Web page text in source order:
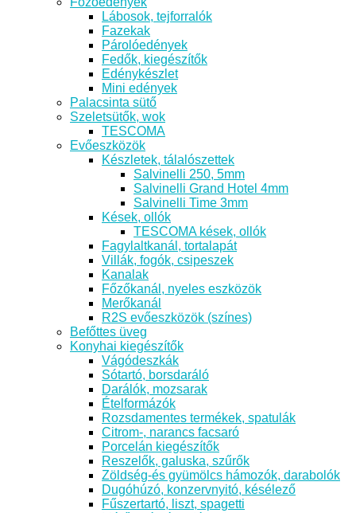
Lábosok, tejforralók
Fazekak
Párolóedények
Fedők, kiegészítők
Edénykészlet
Mini edények
Palacsinta sütő
Szeletsütők, wok
TESCOMA
Evőeszközök
Készletek, tálalószettek
Salvinelli 250, 5mm
Salvinelli Grand Hotel 4mm
Salvinelli Time 3mm
Kések, ollók
TESCOMA kések, ollók
Fagylaltkanál, tortalapát
Villák, fogók, csipeszek
Kanalak
Főzőkanál, nyeles eszközök
Merőkanál
R2S evőeszközök (színes)
Befőttes üveg
Konyhai kiegészítők
Vágódeszkák
Sótartó, borsdaráló
Darálók, mozsarak
Ételformázók
Rozsdamentes termékek, spatulák
Citrom-, narancs facsaró
Porcelán kiegészítők
Reszelők, galuska, szűrők
Zöldség-és gyümölcs hámozók, darabolók
Dugóhúzó, konzervnyitó, késélező
Fűszertartó, liszt, spagetti